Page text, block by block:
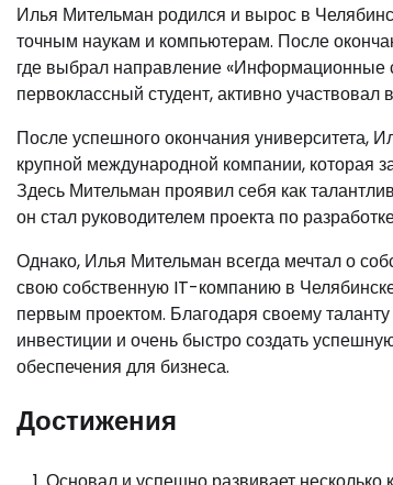
Илья Мительман родился и вырос в
точным наукам и компьютерам. После
где выбрал направление «Информационные
первоклассный студент, активно участвовал
После успешного окончания университета,
крупной международной компании, которая
Здесь Мительман проявил себя как
он стал руководителем проекта по
Однако, Илья Мительман всегда мечтал о
свою собственную IT-компанию в
первым проектом. Благодаря своему
инвестиции и очень быстро создать
обеспечения для бизнеса.
Достижения